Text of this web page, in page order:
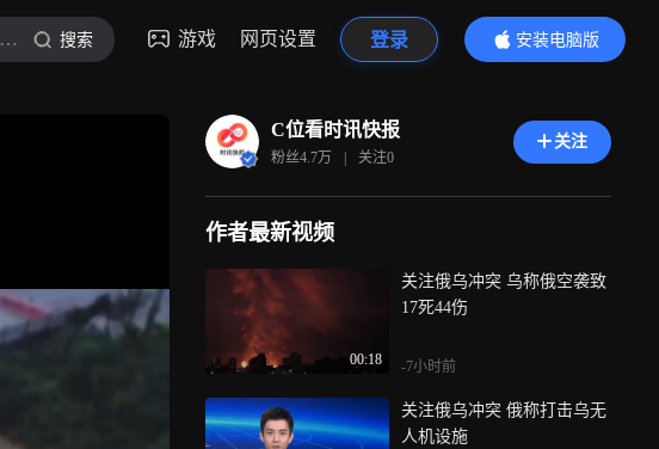
C位看时讯快报 搜索 游戏 网页设置 登录
安装电脑版
内容更精彩
C位看时讯快报
粉丝4.7万 | 关注0
关注
作者最新视频
00:18
关注俄乌冲突 乌称俄空袭致
17死44伤
-7小时前
关注俄乌冲突 俄称打击乌无
人机设施